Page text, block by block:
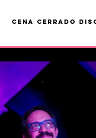
Cena Cerrado